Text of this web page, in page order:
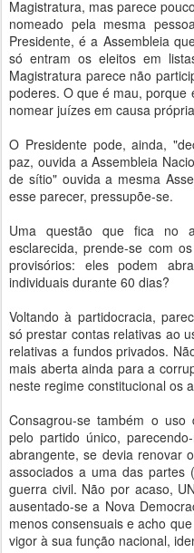
Magistratura, mas parece
nomeado pela mesma
Presidente, é a Assembleia
só entram os eleitos em
Magistratura parece não
poderes. O que é mau, porque
nomear juízes em causa
O Presidente pode, ainda,
paz, ouvida a Assembleia
de sítio" ouvida a mesma
esse parecer, pressupõe-se.
Uma questão que fica no
esclarecida, prende-se com
provisórios: eles podem
individuais durante 60 dias?
Voltando à partidocracia,
só prestar contas relativas ao
relativas a fundos privados.
mais aberta ainda para a
neste regime constitucional os
Consagrou-se também o uso
pelo partido único,
abrangente, se devia renovar
associados a uma das partes
guerra civil. Não por acaso,
ausentado-se a Nova
menos consensuais e acho
vigor à sua função nacional,